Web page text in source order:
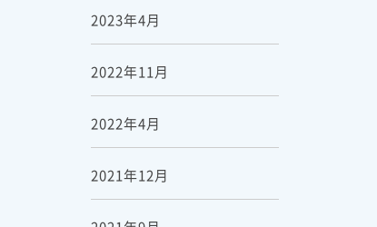
2023年4月
2022年11月
2022年4月
2021年12月